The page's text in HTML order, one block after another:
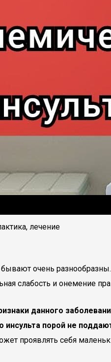
лечение
очень
слабость и онемение
данного
инсульта порой не
проявлять себя